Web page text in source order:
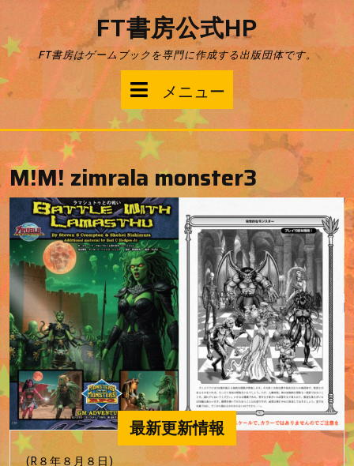
テ
ン
ツ
へ
FT書房公式HP
FT書房はゲームブックを専門に作成する出版団体です。
メニュー
ニ
ュ
ー
M!M! zimrala monster3
最新更新情報
(R８年８月８日)